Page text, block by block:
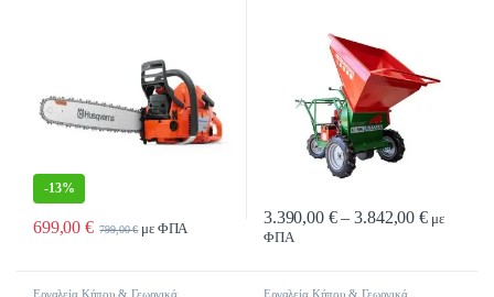
-13%
699,00€ 799,00€με ΦΠΑ
3.390,00 € – 3.842,00 €Price
με
ΦΠΑ
Αυτό το προϊόν έχει πολλαπλές
Εργαλεία Κήπου & Γεωργικά
Εργαλεία Κήπου & Γεωργικά